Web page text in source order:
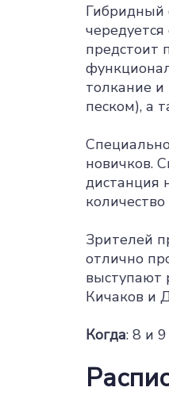
Гибридный
предстоит
толкание и
песком), а
новичков.
дистанция
Зрителей
отлично
выступают
Кичаков и
Когда: 8 и